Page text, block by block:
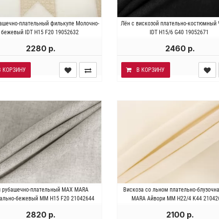
плательный филькупе Молочно-
бежевый IDT H15 F20 19052632
. Состав 100% лён. Плотность
100 гр/м2. Ширина 152 см.
2280 р.
КОРЗИНУ
Лён с вискозой плательно-костюмный
IDT H15/6 G40 19052671
Италия . Состав 60% лён
вискоза. Плотность ~ 180
2460 р.
В КОРЗИНУ
рубашечно-плательный MAX MARA
бежевый MM Н15 F20 21042644
. Состав 100% лён. Плотность
120 гр/м2. Ширина 151 см.
2820 р.
Вискоза со льном плательно-
MARA Айвори MM Н22/4 K44
Италия . Состав 62%
лён. Плотность ~ 110 гр/м2.
2100 р.